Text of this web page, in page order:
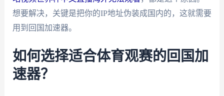
想要解决，关键是把你的IP地址伪装成国内的，这就需要
用到回国加速器。
如何选择适合体育观赛的回国加
速器？